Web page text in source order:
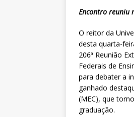
Encontro reuniu
O reitor da
desta quarta-
206ª Reunião
Federais de
para debater a
ganhado
(MEC), que
graduação.